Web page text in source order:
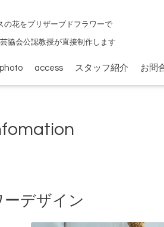
の花をプリザーブドフラワーで
協会公認教授が直接制作します
photo access スタッフ紹介 お問
デザイン